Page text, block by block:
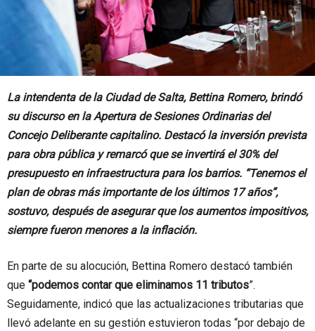
La intendenta de la Ciudad de Salta, Bettina Romero, brindó
su discurso en la Apertura de Sesiones Ordinarias del
Concejo Deliberante capitalino. Destacó la inversión prevista
para obra pública y remarcó que se invertirá el 30% del
presupuesto en infraestructura para los barrios. “Tenemos el
plan de obras más importante de los últimos 17 años”,
sostuvo, después de asegurar que los aumentos impositivos,
siempre fueron menores a la inflación.
En parte de su alocución, Bettina Romero destacó también
que “podemos contar que eliminamos 11 tributos”.
Seguidamente, indicó que las actualizaciones tributarias que
llevó adelante en su gestión estuvieron todas “por debajo de